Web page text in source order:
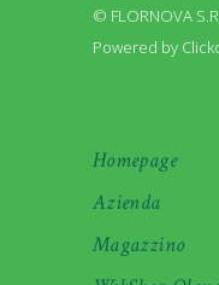
© FLORNOVA
Powered by
Homepage
Azienda
Magazzino